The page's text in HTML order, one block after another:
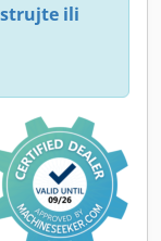
ili